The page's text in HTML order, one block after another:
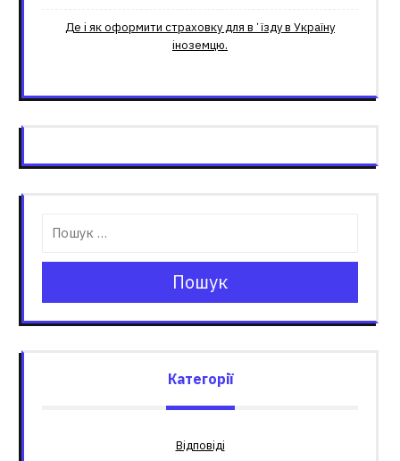
Де і як оформити страховку для вʼїзду в Україну
іноземцю.
Пошук
Категорії
Відповіді